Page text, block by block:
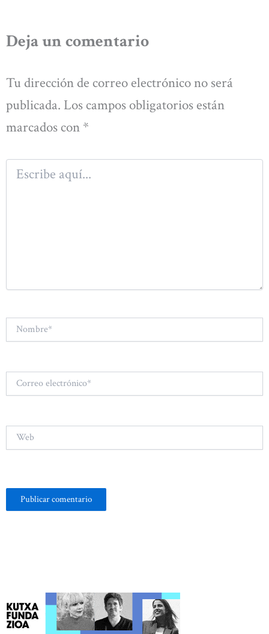
Deja un comentario
Tu dirección de correo electrónico no será
publicada. Los campos obligatorios están
marcados con *
Escribe
aquí...
Nombre*
Correo
electrónico*
Web